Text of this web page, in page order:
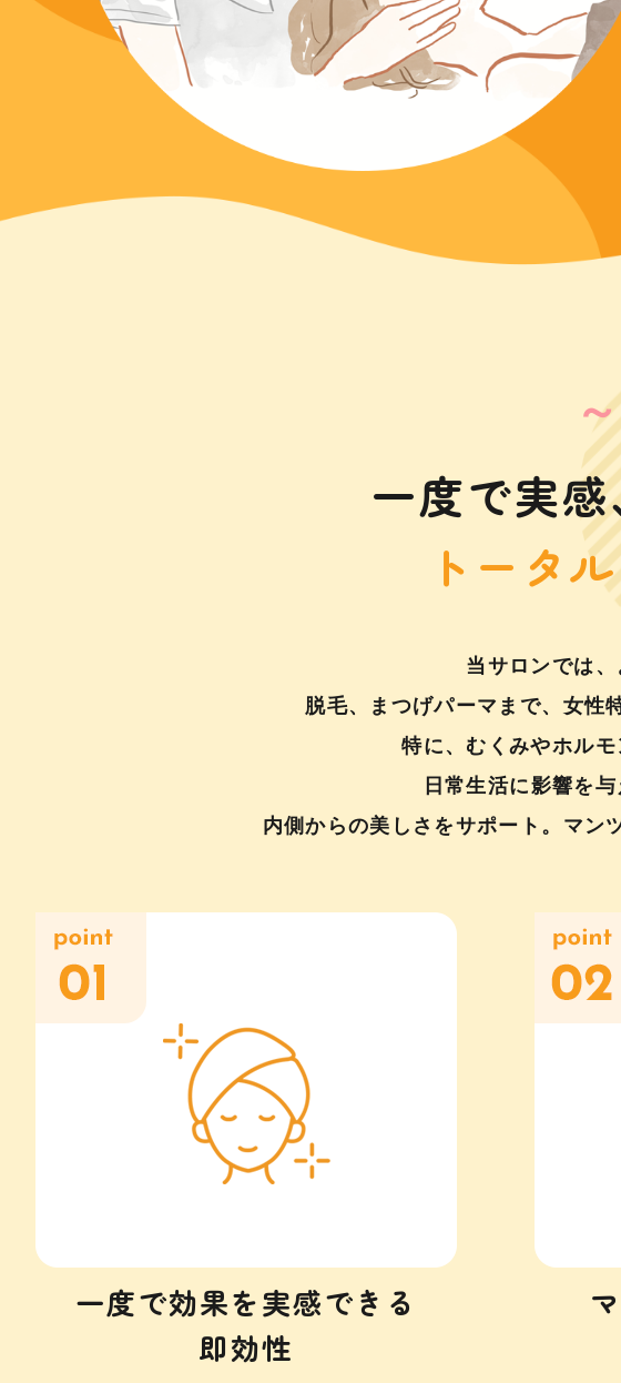
一度で実感
トータ
当サロンでは、
脱毛、まつげパーマまで、女性
特に、むくみやホル
日常生活に影響を
内側からの美しさをサポート。マン
一度で効果を実感できる
即効性